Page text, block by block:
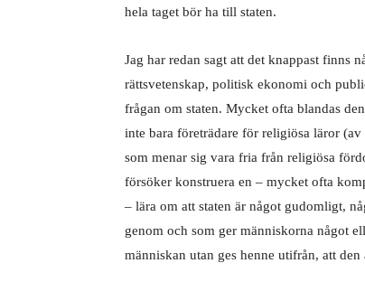
hela taget bör ha till staten.
Jag har redan sagt att det knappast finns
rättsvetenskap, politisk ekonomi och
frågan om staten. Mycket ofta blandas
inte bara företrädare för religiösa läror
som menar sig vara fria från religiösa
försöker konstruera en – mycket ofta
– lära om att staten är något gudomligt,
genom och som ger människorna något
människan utan ges henne utifrån, att